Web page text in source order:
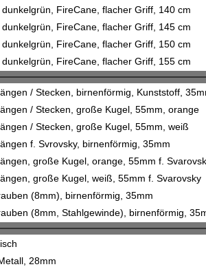
FireCane, flacher Griff, 140 cm
FireCane, flacher Griff, 145 cm
FireCane, flacher Griff, 150 cm
FireCane, flacher Griff, 155 cm
/ Stecken, birnenförmig, Kunststoff,
/ Stecken, große Kugel, 55mm, orange
/ Stecken, große Kugel, 55mm, weiß
f. Svrovsky, birnenförmig, 35mm
große Kugel, orange, 55mm f.
große Kugel, weiß, 55mm f. Svarovsky
(8mm), birnenförmig, 35mm
(8mm, Stahlgewinde), birnenförmig,
28mm